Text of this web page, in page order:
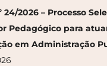
24/2026 – Processo
Pedagógico para
em Administração